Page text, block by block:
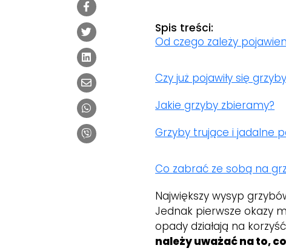
Spis treści:
Od czego zależy
Czy już pojawiły się
Jakie grzyby zbieramy?
Grzyby trujące i jadalne
Co zabrać ze sobą na
Największy wysyp
Jednak pierwsze okazy
opady działają na
należy uważać na to,